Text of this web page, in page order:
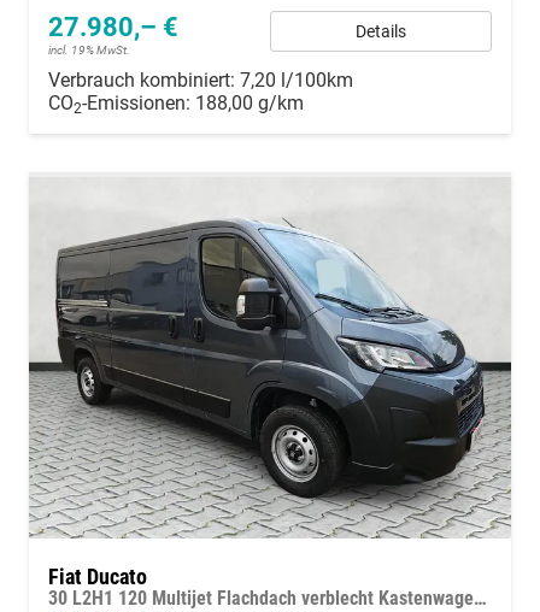
27.980,– €
incl. 19% MwSt.
Details
Verbrauch kombiniert: 7,20 l/100km
CO2-Emissionen: 188,00 g/km
Fiat Ducato
30 L2H1 120 Multijet Flachdach verblecht Kastenwagen 3T Diesel MT